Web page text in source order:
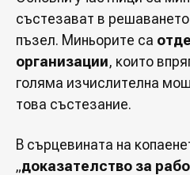
състезават в
пъзел. Миньорите са
организации, които
голяма изчислителна
това състезание.
В сърцевината на
„доказателство за